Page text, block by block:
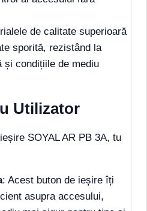
de calitate superioară
sporită, rezistând la
și condițiile de mediu
Utilizator
SOYAL AR PB 3A, tu
: Acest buton de ieșire îți
asupra accesului,